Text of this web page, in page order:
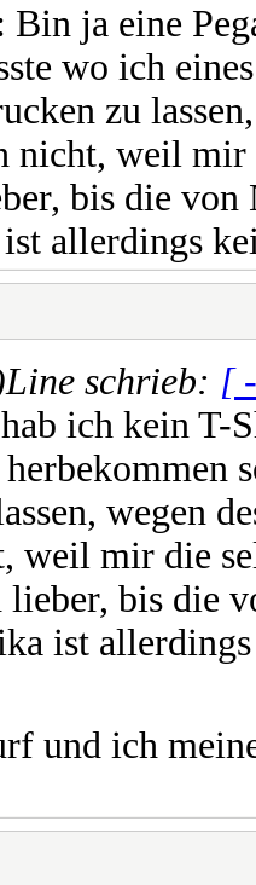
ja eine
wo ich
zu
nicht, weil mir
bis die
allerdings
Line schrieb: [
ich kein
wegen
weil mir die
lieber, bis die
ist
und ich